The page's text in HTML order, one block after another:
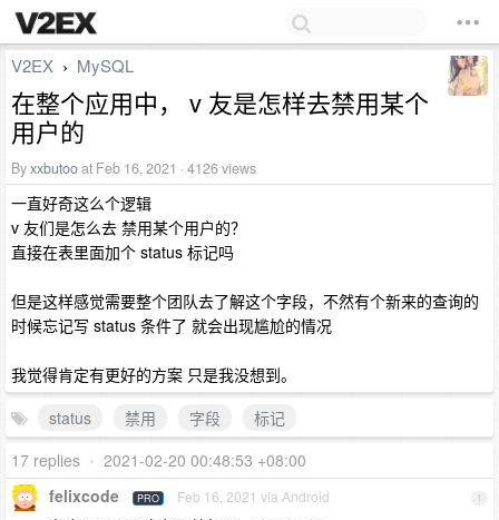
V2EX › MySQL
在整个应用中， v 友是怎样去禁用某个
用户的
Byxxbutooat Feb 16, 2021 · 4126 views
一直好奇这么个逻辑
v 友们是怎么去 禁用某个用户的？
直接在表里面加个 status 标记吗
但是这样感觉需要整个团队去了解这个字段，不然有个新来的查询的
时候忘记写 status 条件了 就会出现尴尬的情况
我觉得肯定有更好的方案 只是我没想到。
status
禁用 字段
标记
17 replies • 2021-02-20 00:48:53 +08:00
1
felixcode PRO Feb 16, 2021 via Android